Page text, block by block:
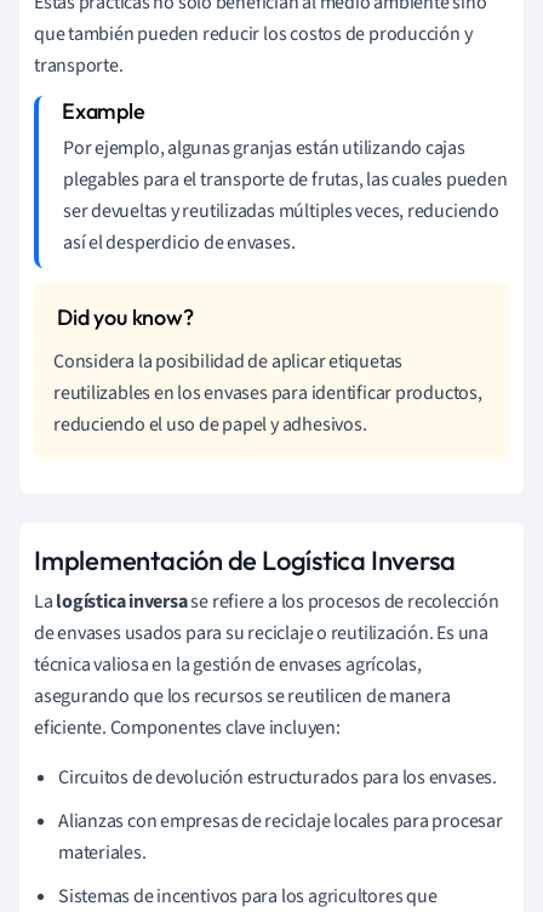
que también pueden reducir los costos de producción y
transporte.
Por ejemplo, algunas granjas están utilizando cajas
plegables para el transporte de frutas, las cuales pueden
ser devueltas y reutilizadas múltiples veces, reduciendo
así el desperdicio de envases.
Considera la posibilidad de aplicar etiquetas
reutilizables en los envases para identificar productos,
reduciendo el uso de papel y adhesivos.
Implementación de Logística Inversa
Lalogística inversase refiere a los procesos de recolección
de envases usados para su reciclaje o reutilización. Es una
técnica valiosa en la gestión de envases agrícolas,
asegurando que los recursos se reutilicen de manera
eficiente. Componentes clave incluyen:
Circuitos de devolución estructurados para los envases.
Alianzas con empresas de reciclaje locales para procesar
materiales.
Sistemas de incentivos para los agricultores que